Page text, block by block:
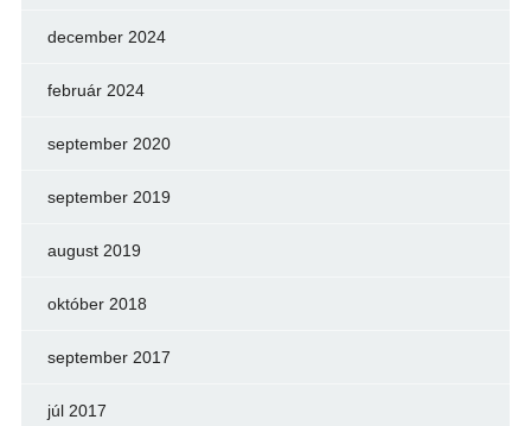
december 2024
február 2024
september 2020
september 2019
august 2019
október 2018
september 2017
júl 2017